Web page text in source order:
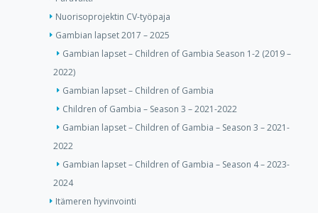
Nuorisoprojektin CV-työpaja
Gambian lapset 2017 – 2025
Gambian lapset – Children of Gambia Season 1-2 (2019 –
2022)
Gambian lapset – Children of Gambia
Children of Gambia – Season 3 – 2021-2022
Gambian lapset – Children of Gambia – Season 3 – 2021-
2022
Gambian lapset – Children of Gambia – Season 4 – 2023-
2024
Itämeren hyvinvointi